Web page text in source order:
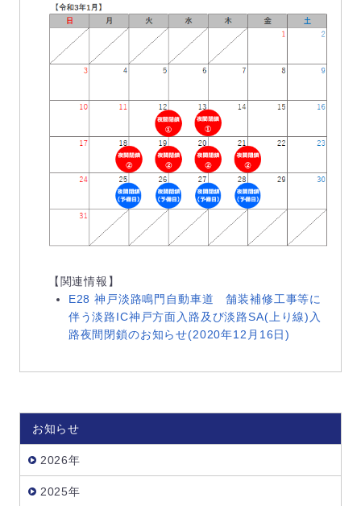
【関連情報】
E28 神戸淡路鳴門自動車道 舗装補修工事等に
伴う淡路IC神戸方面入路及び淡路SA(上り線)入
路夜間閉鎖のお知らせ(2020年12月16日)
お知らせ
2026年
2025年